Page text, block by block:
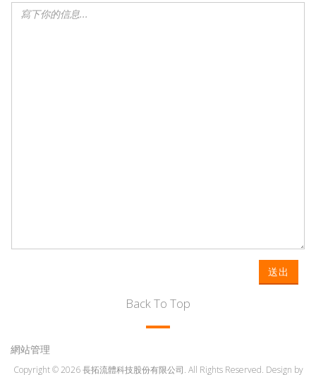
送出
Back To Top
網站管理
Copyright © 2026 長拓流體科技股份有限公司. All Rights Reserved. Design by